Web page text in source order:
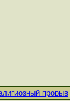
прорыв